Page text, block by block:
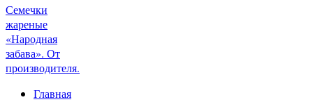
Семечки
жареные
«Народная
забава». От
производителя.
Главная